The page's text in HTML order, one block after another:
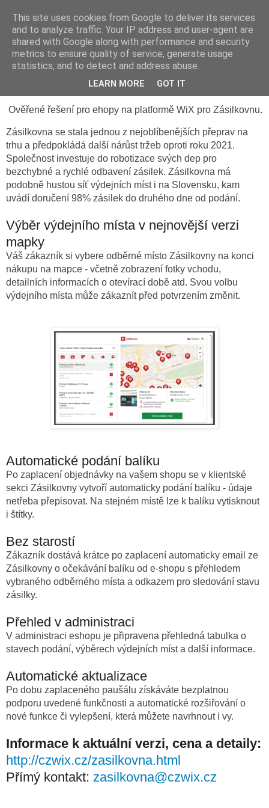
Vývojový blog ostryweb.cz
středa 2. března 2022
Zásilkovna pro eshop na WiXu
Ověřené řešení pro ehopy na platformě WiX pro Zásilkovnu.
Zásilkovna se stala jednou z nejoblíbenějších přeprav na
trhu a předpokládá další nárůst tržeb oproti roku 2021.
Společnost investuje do robotizace svých dep pro
bezchybné a rychlé odbavení zásilek. Zásilkovna má
podobně hustou síť výdejních míst i na Slovensku, kam
uvádí doručení 98% zásilek do druhého dne od podání.
Výběr výdejního místa v nejnovější verzi
mapky
Váš zákazník si vybere odběrné místo Zásilkovny na konci
nákupu na mapce - včetně zobrazení fotky vchodu,
detailních informacích o otevírací době atd. Svou volbu
výdejního místa může zákaznít před potvrzením změnit.
Automatické podání balíku
Po zaplacení objednávky na vašem shopu se v klientské
sekci Zásilkovny vytvoří automaticky podání balíku - údaje
netřeba přepisovat. Na stejném místě lze k balíku vytisknout
i štítky.
Bez starostí
Zákazník dostává krátce po zaplacení automaticky email ze
Zásilkovny o očekávání balíku od e-shopu s přehledem
vybraného odběrného místa a odkazem pro sledování stavu
zásilky.
Přehled v administraci
V administraci eshopu je připravena přehledná tabulka o
stavech podání, výběrech výdejních míst a další informace.
Automatické aktualizace
Po dobu zaplaceného paušálu získáváte bezplatnou
podporu uvedené funkčnosti a automatické rozšiřování o
nové funkce či vylepšení, která můžete navrhnout i vy.
Informace k aktuální verzi, cena a detaily:
http://czwix.cz/zasilkovna.html
Přímý kontakt: zasilkovna@czwix.cz
This site uses cookies from Google to deliver its services
and to analyze traffic. Your IP address and user-agent are
shared with Google along with performance and security
metrics to ensure quality of service, generate usage
statistics, and to detect and address abuse.
LEARN MORE GOT IT